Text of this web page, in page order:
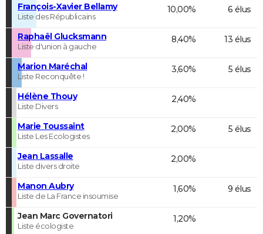
François-Xavier Bellamy
Liste des Républicains
10,00% 6 élus
Raphaël Glucksmann
Liste d'union à gauche
8,40% 13 élus
Marion Maréchal
Liste Reconquête !
3,60% 5 élus
Hélène Thouy
Liste Divers
2,40%
Marie Toussaint
Liste Les Ecologistes
2,00% 5 élus
Jean Lassalle
Liste divers droite
2,00%
Manon Aubry
Liste de La France insoumise
1,60% 9 élus
Jean Marc Governatori
Liste écologiste
1,20%